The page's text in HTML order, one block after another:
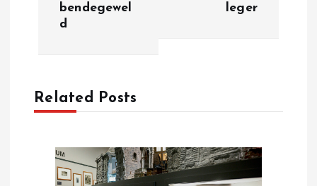
v
bendegewel
d
leger
Related Posts